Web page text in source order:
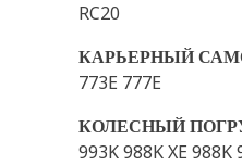
RC20
КАРЬЕРНЫЙ
773E 777E
КОЛЕСНЫЙ
993K 988K XE 988K